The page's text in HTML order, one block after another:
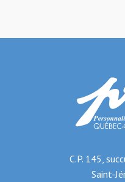
C.P. 145,
Saint-